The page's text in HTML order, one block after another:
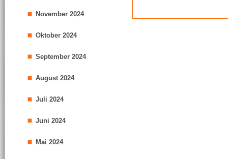
November 2024
Oktober 2024
September 2024
August 2024
Juli 2024
Juni 2024
Mai 2024